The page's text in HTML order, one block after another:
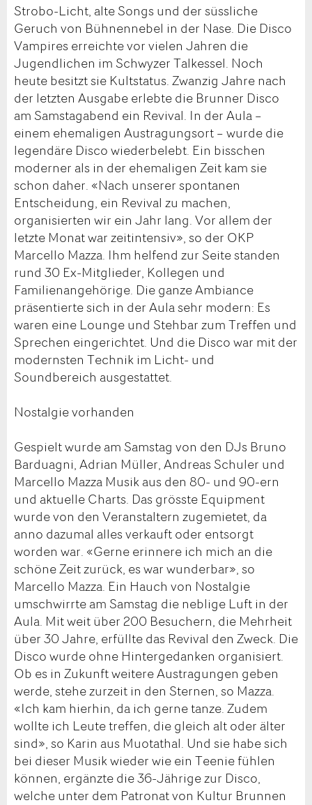
Strobo-Licht, alte Songs und der süssliche
Geruch von Bühnennebel in der Nase. Die Disco
Vampires erreichte vor vielen Jahren die
Jugendlichen im Schwyzer Talkessel. Noch
heute besitzt sie Kultstatus. Zwanzig Jahre nach
der letzten Ausgabe erlebte die Brunner Disco
am Samstagabend ein Revival. In der Aula –
einem ehemaligen Austragungsort – wurde die
legendäre Disco wiederbelebt. Ein bisschen
moderner als in der ehemaligen Zeit kam sie
schon daher. «Nach unserer spontanen
Entscheidung, ein Revival zu machen,
organisierten wir ein Jahr lang. Vor allem der
letzte Monat war zeitintensiv», so der OKP
Marcello Mazza. Ihm helfend zur Seite standen
rund 30 Ex-Mitglieder, Kollegen und
Familienangehörige. Die ganze Ambiance
präsentierte sich in der Aula sehr modern: Es
waren eine Lounge und Stehbar zum Treffen und
Sprechen eingerichtet. Und die Disco war mit der
modernsten Technik im Licht- und
Soundbereich ausgestattet.
Nostalgie vorhanden
Gespielt wurde am Samstag von den DJs Bruno
Barduagni, Adrian Müller, Andreas Schuler und
Marcello Mazza Musik aus den 80- und 90-ern
und aktuelle Charts. Das grösste Equipment
wurde von den Veranstaltern zugemietet, da
anno dazumal alles verkauft oder entsorgt
worden war. «Gerne erinnere ich mich an die
schöne Zeit zurück, es war wunderbar», so
Marcello Mazza. Ein Hauch von Nostalgie
umschwirrte am Samstag die neblige Luft in der
Aula. Mit weit über 200 Besuchern, die Mehrheit
über 30 Jahre, erfüllte das Revival den Zweck. Die
Disco wurde ohne Hintergedanken organisiert.
Ob es in Zukunft weitere Austragungen geben
werde, stehe zurzeit in den Sternen, so Mazza.
«Ich kam hierhin, da ich gerne tanze. Zudem
wollte ich Leute treffen, die gleich alt oder älter
sind», so Karin aus Muotathal. Und sie habe sich
bei dieser Musik wieder wie ein Teenie fühlen
können, ergänzte die 36-Jährige zur Disco,
welche unter dem Patronat von Kultur Brunnen